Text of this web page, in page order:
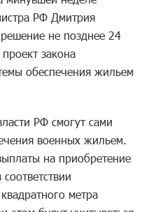
РФ Дмитрия
не позднее 24
закона
обеспечения жильем
РФ смогут сами
военных жильем.
на приобретение
метра